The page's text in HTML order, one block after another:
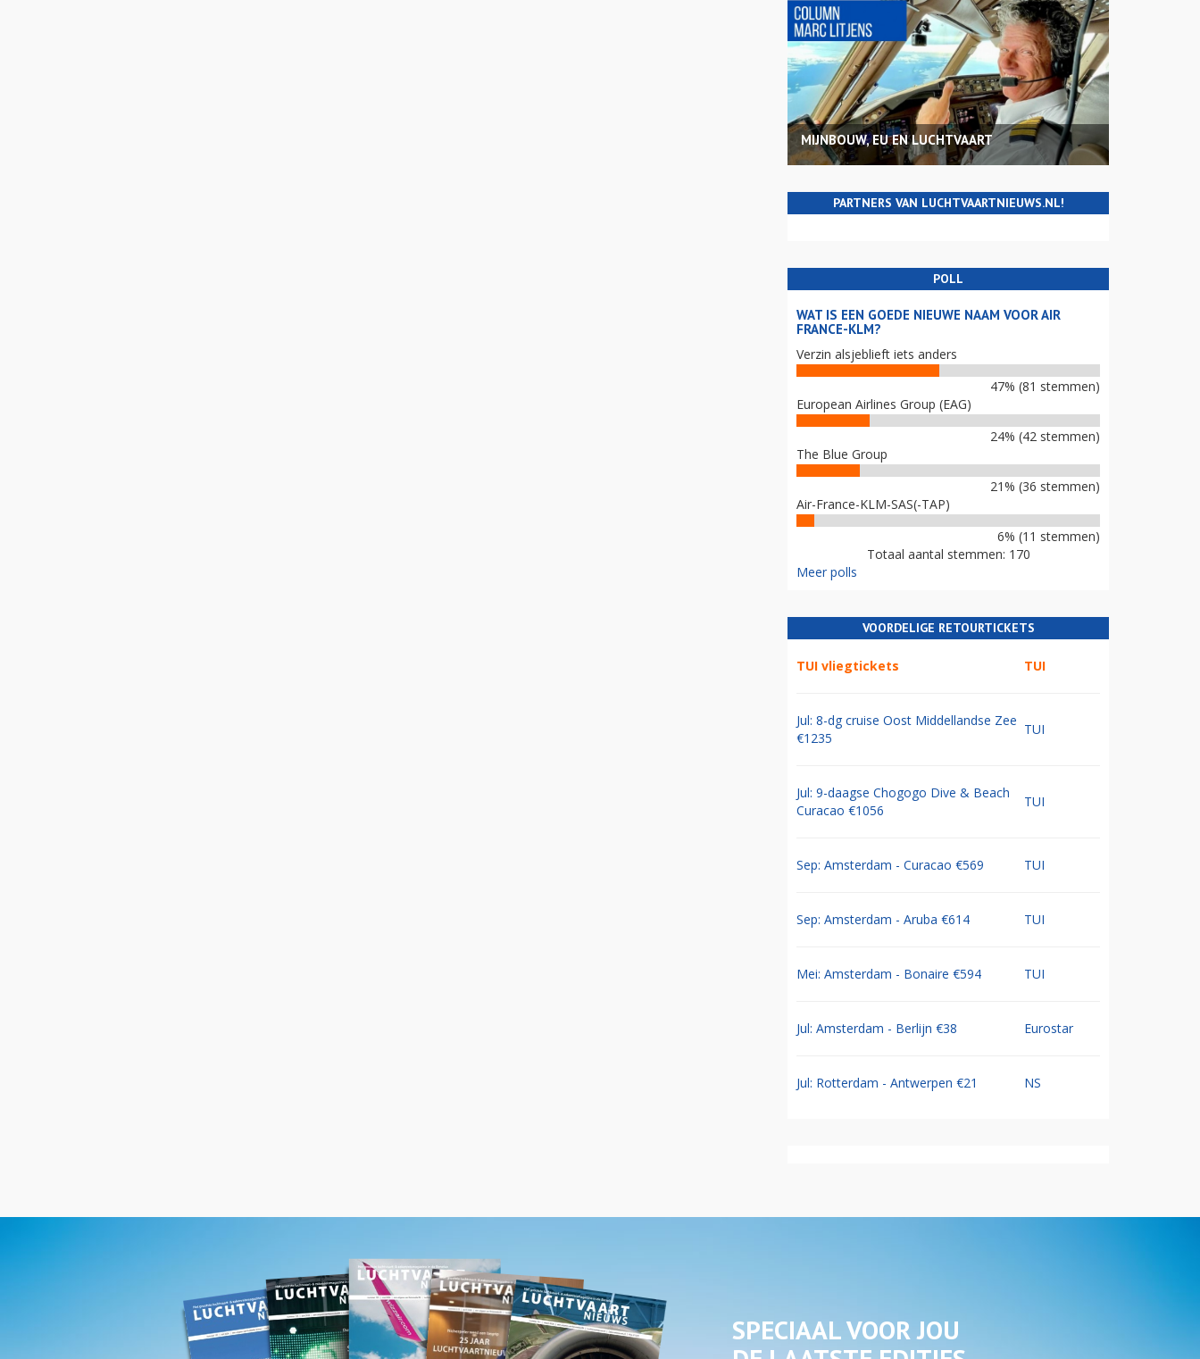
MIJNBOUW, EU EN LUCHTVAART
PARTNERS VAN LUCHTVAARTNIEUWS.NL!
POLL
WAT IS EEN GOEDE NIEUWE NAAM VOOR AIR
FRANCE-KLM?
Verzin alsjeblieft iets anders
47% (81 stemmen)
European Airlines Group (EAG)
24% (42 stemmen)
The Blue Group
21% (36 stemmen)
Air-France-KLM-SAS(-TAP)
6% (11 stemmen)
Totaal aantal stemmen: 170
Meer polls
VOORDELIGE RETOURTICKETS
TUI vliegtickets TUI
Jul: 8-dg cruise Oost Middellandse Zee
€1235
TUI
Jul: 9-daagse Chogogo Dive & Beach
Curacao €1056
TUI
Sep: Amsterdam - Curacao €569 TUI
Sep: Amsterdam - Aruba €614 TUI
Mei: Amsterdam - Bonaire €594 TUI
Jul: Amsterdam - Berlijn €38 Eurostar
Jul: Rotterdam - Antwerpen €21 NS
SPECIAAL VOOR JOU